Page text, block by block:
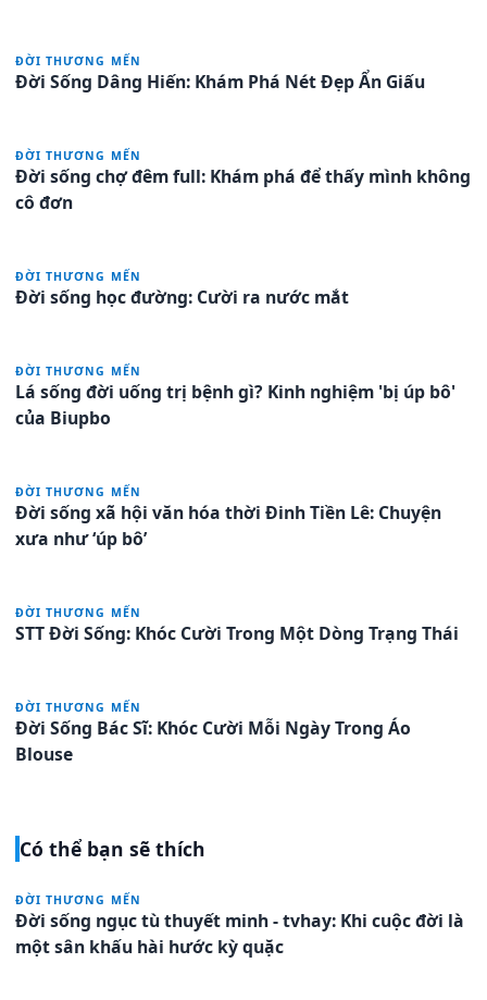
ĐỜI THƯƠNG MẾN
Đời Sống Dâng Hiến: Khám Phá Nét Đẹp Ẩn Giấu
ĐỜI THƯƠNG MẾN
Đời sống chợ đêm full: Khám phá để thấy mình không
cô đơn
ĐỜI THƯƠNG MẾN
Đời sống học đường: Cười ra nước mắt
ĐỜI THƯƠNG MẾN
Lá sống đời uống trị bệnh gì? Kinh nghiệm 'bị úp bô'
của Biupbo
ĐỜI THƯƠNG MẾN
Đời sống xã hội văn hóa thời Đinh Tiền Lê: Chuyện
xưa như ‘úp bô’
ĐỜI THƯƠNG MẾN
STT Đời Sống: Khóc Cười Trong Một Dòng Trạng Thái
ĐỜI THƯƠNG MẾN
Đời Sống Bác Sĩ: Khóc Cười Mỗi Ngày Trong Áo
Blouse
Có thể bạn sẽ thích
ĐỜI THƯƠNG MẾN
Đời sống ngục tù thuyết minh - tvhay: Khi cuộc đời là
một sân khấu hài hước kỳ quặc